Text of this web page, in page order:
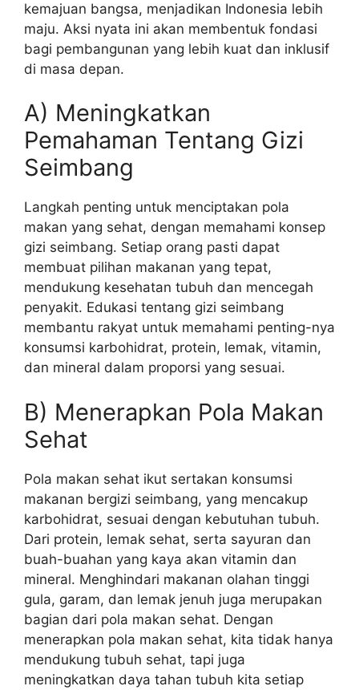
kemajuan bangsa, menjadikan Indonesia lebih
maju. Aksi nyata ini akan membentuk fondasi
bagi pembangunan yang lebih kuat dan inklusif
di masa depan.
A) Meningkatkan
Pemahaman Tentang Gizi
Seimbang
Langkah penting untuk menciptakan pola
makan yang sehat, dengan memahami konsep
gizi seimbang. Setiap orang pasti dapat
membuat pilihan makanan yang tepat,
mendukung kesehatan tubuh dan mencegah
penyakit. Edukasi tentang gizi seimbang
membantu rakyat untuk memahami penting-nya
konsumsi karbohidrat, protein, lemak, vitamin,
dan mineral dalam proporsi yang sesuai.
B) Menerapkan Pola Makan
Sehat
Pola makan sehat ikut sertakan konsumsi
makanan bergizi seimbang, yang mencakup
karbohidrat, sesuai dengan kebutuhan tubuh.
Dari protein, lemak sehat, serta sayuran dan
buah-buahan yang kaya akan vitamin dan
mineral. Menghindari makanan olahan tinggi
gula, garam, dan lemak jenuh juga merupakan
bagian dari pola makan sehat. Dengan
menerapkan pola makan sehat, kita tidak hanya
mendukung tubuh sehat, tapi juga
meningkatkan daya tahan tubuh kita setiap